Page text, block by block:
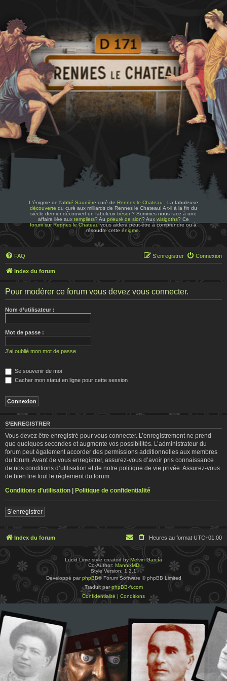
L'énigme de l'abbé Saunière curé de Rennes le Chateau : La fabuleuse
découverte du curé aux milliards de Rennes le Chateau! A t-il à la fin du
siècle dernier découvert un fabuleux trésor? Sommes nous face à une
affaire liée aux templiers? Au prieuré de sion? Aux wisigoths? Ce
forum sur Rennes le Chateauvous aidera peut-être à comprendre ou à
résoudre cetteénigme
FAQ Connexion
S’enregistrer
Index du forum
Pour modérer ce forum vous devez vous connecter.
Nom d’utilisateur :
Mot de passe :
J’ai oublié mon mot de passe
Se souvenir de moi
Cacher mon statut en ligne pour cette session
S’ENREGISTRER
Vous devez être enregistré pour vous connecter. L’enregistrement ne prend
que quelques secondes et augmente vos possibilités. L’administrateur du
forum peut également accorder des permissions additionnelles aux membres
du forum. Avant de vous enregistrer, assurez-vous d’avoir pris connaissance
de nos conditions d’utilisation et de notre politique de vie privée. Assurez-vous
de bien lire tout le règlement du forum.
Conditions d’utilisation | Politique de confidentialité
S’enregistrer
Index du forum Heures au format UTC+01:00
Lucid Lime style created byMelvin García
Co-Author: MannixMD
Style Version: 1.2.1
Développé par phpBB® Forum Software © phpBB Limited
Traduit parphpBB-fr.com
Confidentialité | Conditions